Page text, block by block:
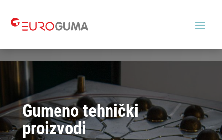
Gumeno tehnički
proizvodi